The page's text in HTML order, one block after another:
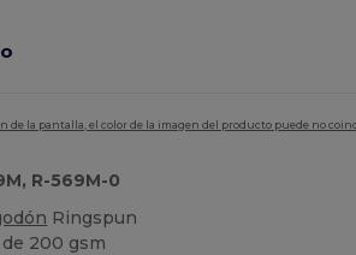
de la pantalla, el color de la imagen del producto puede no
R-569M-0
Ringspun
200 gsm